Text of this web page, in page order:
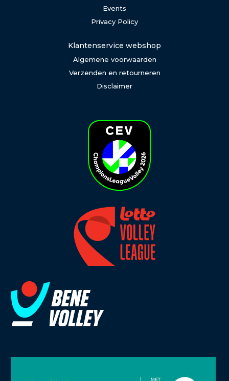
Events
Privacy Policy
Klantenservice webshop
Algemene voorwaarden
Verzenden en retourneren
Disclaimer